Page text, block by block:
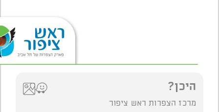
היכן?
מרכז הצפרות ראש ציפור